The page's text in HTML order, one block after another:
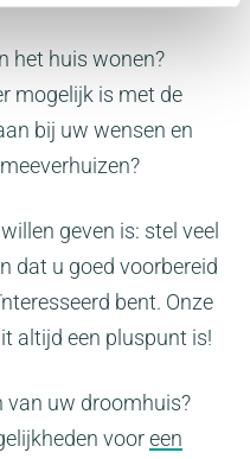
het huis wonen?
mogelijk is met de
bij uw wensen en
geven is: stel veel
dat u goed voorbereid
bent. Onze
altijd een pluspunt is!
van uw droomhuis?
vooreen